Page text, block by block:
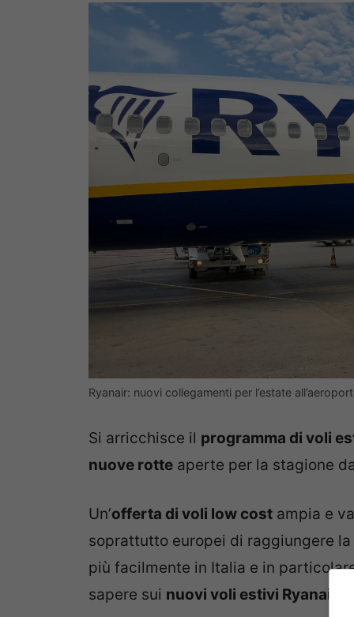
Ryanair: nuovi collegamenti per l’estate
Si arricchisce il programma di voli
nuove rotte aperte per la stagione da
Un’offerta di voli low cost ampia e
soprattutto europei di raggiungere la
più facilmente in Italia e in
sapere sui nuovi voli estivi Ryanair